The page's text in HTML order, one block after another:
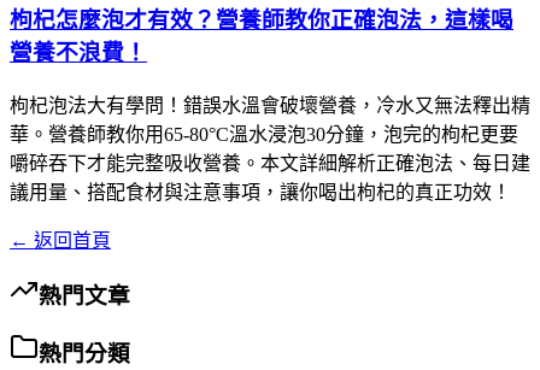
枸杞怎麼泡才有效？營養師教你正確泡法，這樣喝
營養不浪費！
枸杞泡法大有學問！錯誤水溫會破壞營養，冷水又無法釋出精
華。營養師教你用65-80°C溫水浸泡30分鐘，泡完的枸杞更要
嚼碎吞下才能完整吸收營養。本文詳細解析正確泡法、每日建
議用量、搭配食材與注意事項，讓你喝出枸杞的真正功效！
← 返回首頁
熱門文章
熱門分類